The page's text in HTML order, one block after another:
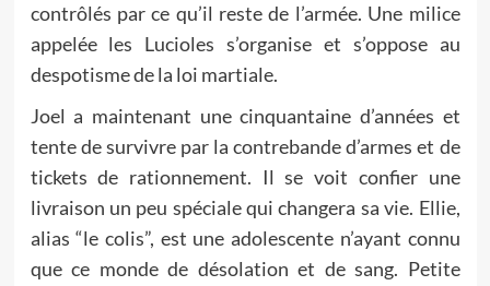
contrôlés par ce qu’il reste de l’armée. Une milice
appelée les Lucioles s’organise et s’oppose au
despotisme de la loi martiale.
Joel a maintenant une cinquantaine d’années et
tente de survivre par la contrebande d’armes et de
tickets de rationnement. Il se voit confier une
livraison un peu spéciale qui changera sa vie. Ellie,
alias “le colis”, est une adolescente n’ayant connu
que ce monde de désolation et de sang. Petite